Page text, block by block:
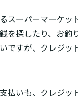
スーパーマーケ
を探したり、お
ですが、クレジッ
払いも、クレジッ